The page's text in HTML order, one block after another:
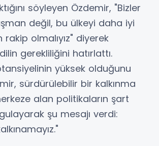
söyleyen Özdemir, "Bizler
değil, bu ülkeyi daha iyi
olmalıyız" diyerek
gerekliliğini hatırlattı.
yüksek olduğunu
sürdürülebilir bir kalkınma
alan politikaların şart
şu mesajı verdi: